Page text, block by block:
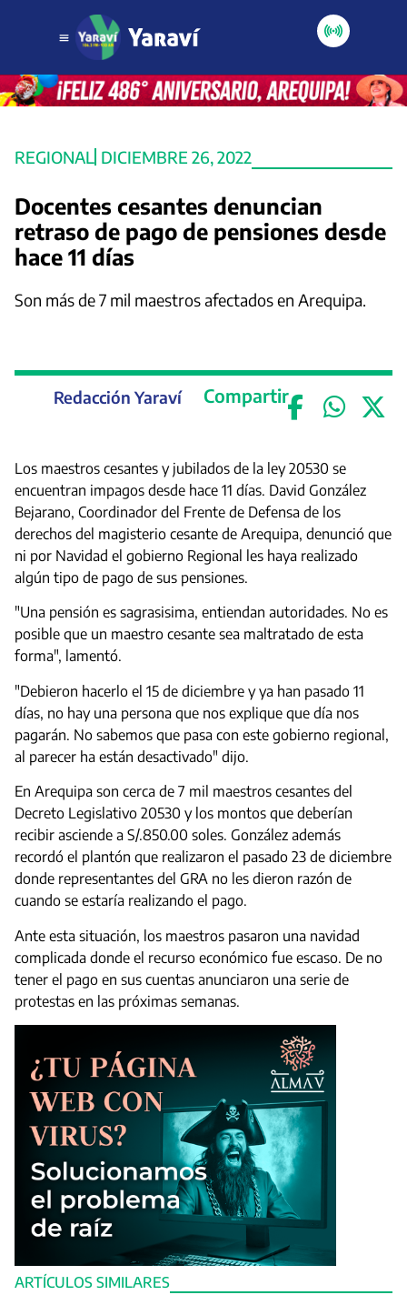
ARTÍCULOS SIMILARES
REGIONAL DICIEMBRE 26, 2022
Docentes cesantes denuncian
retraso de pago de pensiones desde
hace 11 días
Son más de 7 mil maestros afectados en Arequipa.
Redacción Yaraví Compartir
Los maestros cesantes y jubilados de la ley 20530 se
encuentran impagos desde hace 11 días. David González
Bejarano, Coordinador del Frente de Defensa de los
derechos del magisterio cesante de Arequipa, denunció que
ni por Navidad el gobierno Regional les haya realizado
algún tipo de pago de sus pensiones.
"Una pensión es sagrasisima, entiendan autoridades. No es
posible que un maestro cesante sea maltratado de esta
forma", lamentó.
"Debieron hacerlo el 15 de diciembre y ya han pasado 11
días, no hay una persona que nos explique que día nos
pagarán. No sabemos que pasa con este gobierno regional,
al parecer ha están desactivado" dijo.
En Arequipa son cerca de 7 mil maestros cesantes del
Decreto Legislativo 20530 y los montos que deberían
recibir asciende a S/.850.00 soles. González además
recordó el plantón que realizaron el pasado 23 de diciembre
donde representantes del GRA no les dieron razón de
cuando se estaría realizando el pago.
Ante esta situación, los maestros pasaron una navidad
complicada donde el recurso económico fue escaso. De no
tener el pago en sus cuentas anunciaron una serie de
protestas en las próximas semanas.